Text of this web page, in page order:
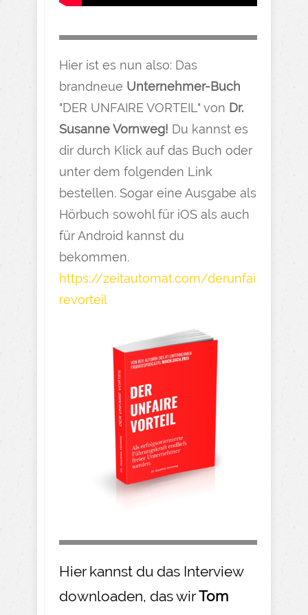
Hier ist es nun also: Das
brandneue Unternehmer-Buch
"DER UNFAIRE VORTEIL" von Dr.
Susanne Vornweg! Du kannst es
dir durch Klick auf das Buch oder
unter dem folgenden Link
bestellen. Sogar eine Ausgabe als
Hörbuch sowohl für iOS als auch
für Android kannst du
bekommen.
https://zeitautomat.com/derunfai
revorteil
Hier kannst du das Interview
downloaden, das wirTom